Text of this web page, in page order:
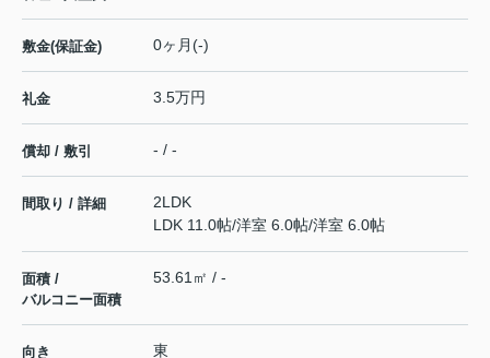
敷金(保証金) 0ヶ月(-)
礼金 3.5万円
償却 / 敷引 - / -
間取り / 詳細
2LDK
LDK 11.0帖/洋室 6.0帖/洋室 6.0帖
面積 /
バルコニー面積
53.61㎡ / -
向き 東